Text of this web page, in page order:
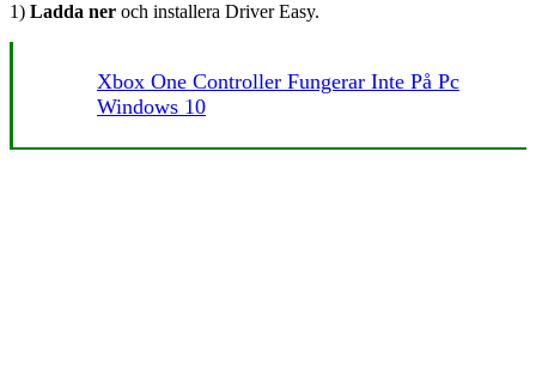
1) Ladda ner och installera Driver Easy.
Xbox One Controller Fungerar Inte På Pc
Windows 10